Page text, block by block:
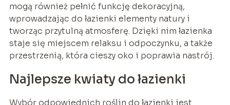
mogą również pełnić funkcję dekoracyjną,
wprowadzając do łazienki elementy natury i
tworząc przytulną atmosferę. Dzięki nim łazienka
staje się miejscem relaksu i odpoczynku, a także
przestrzenią, która cieszy oko i poprawia nastrój.
Najlepsze kwiaty do łazienki
Wybór odpowiednich roślin do łazienki jest